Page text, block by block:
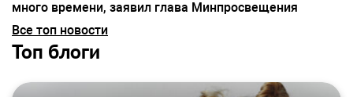
много времени, заявил глава Минпросвещения
Все топ новости
Топ блоги